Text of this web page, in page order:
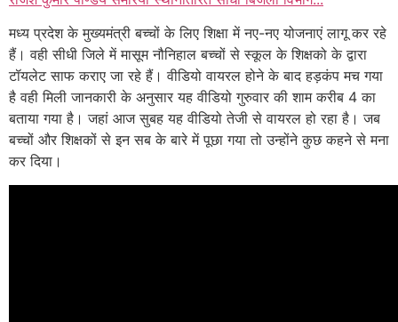
मध्य प्रदेश के मुख्यमंत्री बच्चों के लिए शिक्षा में नए-नए योजनाएं लागू कर रहे
हैं। वही सीधी जिले में मासूम नौनिहाल बच्चों से स्कूल के शिक्षको के द्वारा
टॉयलेट साफ कराए जा रहे हैं। वीडियो वायरल होने के बाद हड़कंप मच गया
है वही मिली जानकारी के अनुसार यह वीडियो गुरुवार की शाम करीब 4 का
बताया गया है। जहां आज सुबह यह वीडियो तेजी से वायरल हो रहा है। जब
बच्चों और शिक्षकों से इन सब के बारे में पूछा गया तो उन्होंने कुछ कहने से मना
कर दिया।